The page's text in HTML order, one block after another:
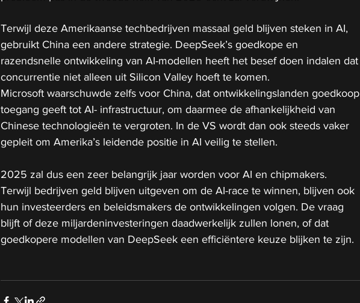
Terwijl deze Amerikaanse techbedrijven massaal geld blijven steken in AI,
gebruikt China een andere strategie. DeepSeek’s goedkope en
razendsnelle ontwikkeling van AI-modellen heeft het besef doen indalen dat
concurrentie niet alleen uit Silicon Valley hoeft te komen.
Microsoft waarschuwde zelfs voor China, dat ontwikkelingslanden goedkoop
toegang geeft tot AI- infrastructuur, om daarmee de afhankelijkheid van
Chinese technologieën te vergroten. In de VS wordt dan ook steeds vaker
gepleit om Amerika’s leidende positie in AI veilig te stellen.
2025 zal dus een zeer belangrijk jaar worden voor AI en chipmakers.
Terwijl bedrijven geld blijven uitgeven om de AI-race te winnen, blijven ook
hun investeerders en beleidsmakers de ontwikkelingen volgen. De vraag
blijft of deze miljardeninvesteringen daadwerkelijk zullen lonen, of dat
goedkopere modellen van DeepSeek een efficiëntere keuze blijken te zijn.